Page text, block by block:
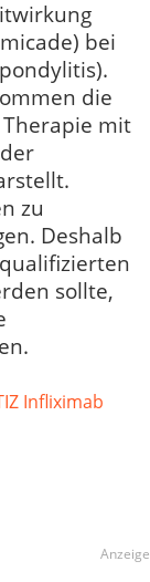
bei
die
mit
zu
Deshalb
sollte,
Infliximab